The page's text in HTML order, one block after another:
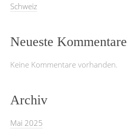
Schweiz
Neueste Kommentare
Keine Kommentare vorhanden.
Archiv
Mai 2025